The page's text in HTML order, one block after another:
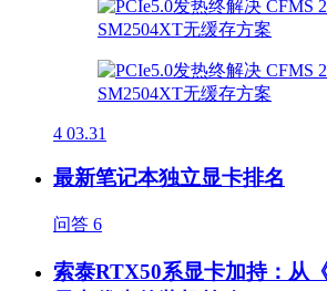
4 03.31
最新笔记本独立显卡排名
问答 6
索泰RTX50系显卡加持：从